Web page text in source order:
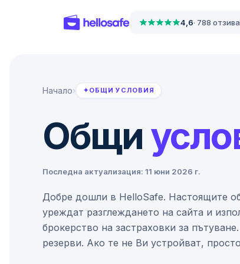
4,6· 788 отзива
Начало› ✦ОБЩИ УСЛОВИЯ
Общи
Последна актуализация: 11 юни 2026 г.
Добре дошли в HelloSafe. Настоящите
уреждат разглеждането на сайта и
брокерство на застраховки за
резерви. Ако те не Ви устройват,